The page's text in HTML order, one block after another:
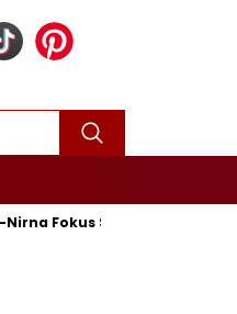
Fokus Siapkan Bukti di MK